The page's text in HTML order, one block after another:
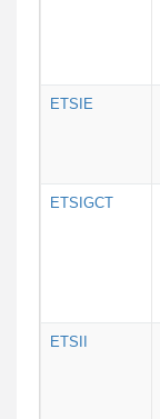
ETSIE
ETSIGCT
ETSII